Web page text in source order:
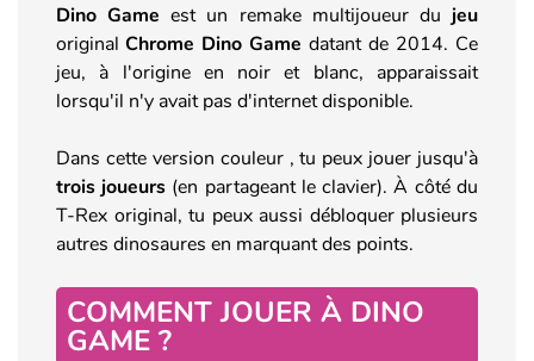
Dino Game est un remake multijoueur du jeu
original Chrome Dino Game datant de 2014. Ce
jeu, à l'origine en noir et blanc, apparaissait
lorsqu'il n'y avait pas d'internet disponible.
Dans cette version couleur , tu peux jouer jusqu'à
trois joueurs (en partageant le clavier). À côté du
T-Rex original, tu peux aussi débloquer plusieurs
autres dinosaures en marquant des points.
COMMENT JOUER À DINO
GAME ?